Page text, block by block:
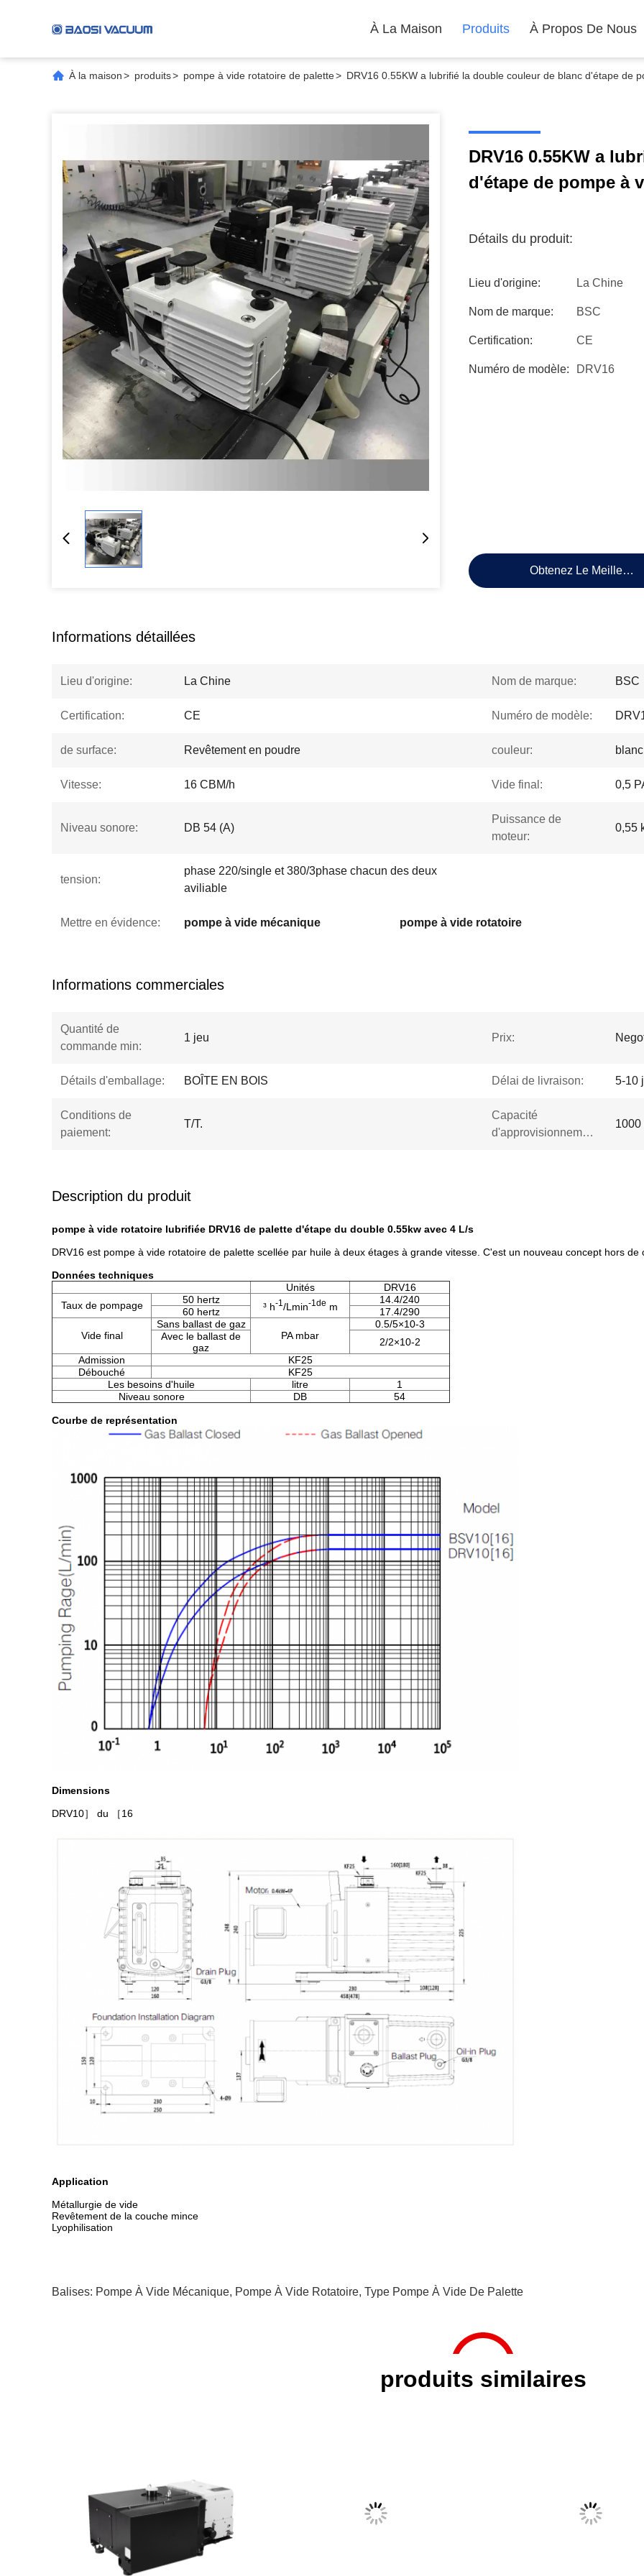
À La Maison Produits À Propos De Nous
À la maison> produits> pompe à vide rotatoire de palette> DRV16 0.55KW a lubrifié la double couleur de blanc d'étape de
DRV16 0.55KW a
d'étape de pompe à
Détails du produit:
Lieu d'origine: La Chine
Nom de marque: BSC
Certification: CE
Numéro de modèle: DRV16
Obtenez Le Meilleur
Informations détaillées
Lieu d'origine: La Chine Nom de marque: BSC
Certification: CE Numéro de modèle:
de surface: Revêtement en poudre couleur: blanc
Vitesse: 16 CBM/h Vide final: 0,5
Niveau sonore: DB 54 (A)
Puissance de
moteur:
0,55
tension:
phase 220/single et 380/3phase chacun des deux
aviliable
Mettre en évidence: pompe à vide mécanique pompe à vide rotatoire
Informations commerciales
Quantité de
commande min:
1 jeu Prix:
Détails d'emballage: BOÎTE EN BOIS Délai de livraison: 5-10
Conditions de
paiement:
T/T.
Capacité
d'approvisionnement:
1000
Description du produit
pompe à vide rotatoire lubrifiée DRV16 de palette d'étape du double 0.55kw avec 4 L/s
DRV16 est pompe à vide rotatoire de palette scellée par huile à deux étages à grande vitesse. C'est un nouveau concept hors
Données techniques
Unités
DRV16
Taux de pompage
50 hertz
³ h-1 /Lmin-1de m
14.4/240
60 hertz
17.4/290
Vide final
Sans ballast de gaz
PA mbar
0.5/5×10-3
Avec le ballast de
gaz
2/2×10-2
Admission
KF25
Débouché
KF25
Les besoins d'huile
litre
1
Niveau sonore
DB 54
Courbe de représentation
Dimensions
DRV10］ du ［16
Application
Métallurgie de vide
Revêtement de la couche mince
Lyophilisation
Balises: Pompe À Vide Mécanique, Pompe À Vide Rotatoire, Type Pompe À Vide De Palette
produits similaires